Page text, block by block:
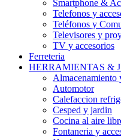
Smartphone &
Telefonos y
Teléfonos y
Televisores y
TV y accesorios
Ferreteria
HERRAMIENTAS &
Almacenamiento
Automotor
Calefaccion
Cesped y jardin
Cocina al aire
Fontaneria y